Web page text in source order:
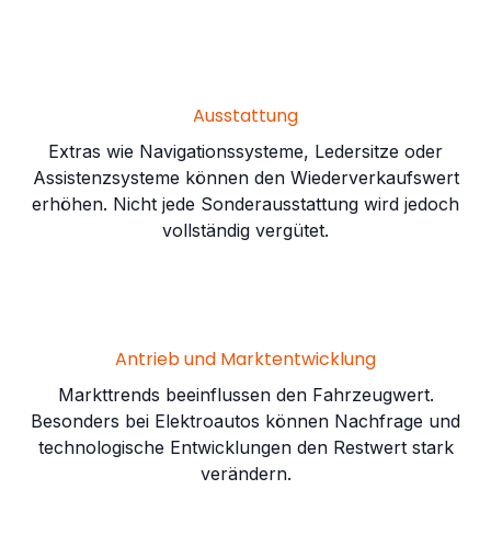
Ausstattung
Extras wie Navigationssysteme, Ledersitze oder
Assistenzsysteme können den Wiederverkaufswert
erhöhen. Nicht jede Sonderausstattung wird jedoch
vollständig vergütet.
Antrieb und Marktentwicklung
Markttrends beeinflussen den Fahrzeugwert.
Besonders bei Elektroautos können Nachfrage und
technologische Entwicklungen den Restwert stark
verändern.